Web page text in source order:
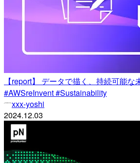
【report】 データで描く、持続可能な
#AWSreInvent #Sustainability
xxx-yoshi
2024.12.03